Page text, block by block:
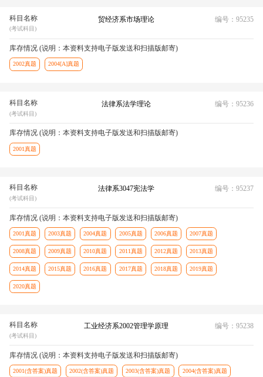
科目名称
(考试科目)
贸经济系市场理论 编号：95235
库存情况 (说明：本资料支持电子版发送和扫描版邮寄)
2002真题 2004[A]真题
科目名称
(考试科目)
法律系法学理论 编号：95236
库存情况 (说明：本资料支持电子版发送和扫描版邮寄)
2001真题
科目名称
(考试科目)
法律系3047宪法学 编号：95237
库存情况 (说明：本资料支持电子版发送和扫描版邮寄)
2001真题 2003真题 2004真题 2005真题 2006真题 2007真题
2008真题 2009真题 2010真题 2011真题 2012真题 2013真题
2014真题 2015真题 2016真题 2017真题 2018真题 2019真题
2020真题
科目名称
(考试科目)
工业经济系2002管理学原理 编号：95238
库存情况 (说明：本资料支持电子版发送和扫描版邮寄)
2001(含答案)真题 2002(含答案)真题 2003(含答案)真题 2004(含答案)真题